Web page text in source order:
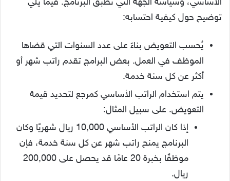
الأساسي، وسياسة الجهة التي تطبق البرنامج. فيما يلي
توضيح حول كيفية احتسابه:
يُحسب التعويض بناءً على عدد السنوات التي قضاها
الموظف في العمل. بعض البرامج تقدم راتب شهر أو
أكثر عن كل سنة خدمة.
يتم استخدام الراتب الأساسي كمرجع لتحديد قيمة
التعويض. على سبيل المثال:
إذا كان الراتب الأساسي 10,000 ريال شهريًا وكان
البرنامج يمنح راتب شهر عن كل سنة خدمة، فإن
موظفًا بخبرة 20 عامًا قد يحصل على 200,000
ريال.